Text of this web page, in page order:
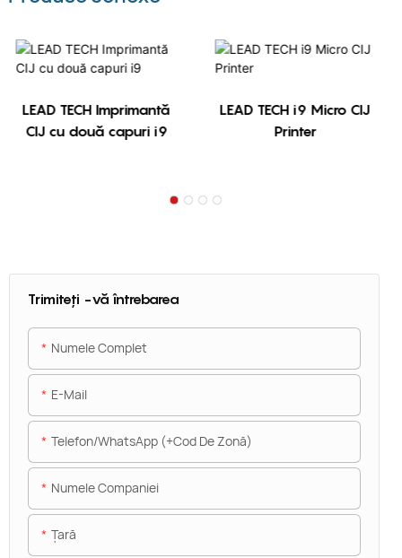
LEAD TECH Imprimantă
CIJ cu două capuri i9
LEAD TECH i9 Micro CIJ
Printer
Trimiteți -vă întrebarea
Numele Complet
E-Mail
Telefon/WhatsApp (+Cod De Zonă)
Numele Companiei
Ţară